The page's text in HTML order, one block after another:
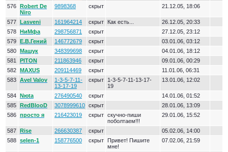
576 Robert De
Niro
9898368 скрыт 21.12.05, 18:06
577 Lasveni 161964214 скрыт Как есть...
26.12.05, 20:33
578 НиМфа 298756871 скрыт
27.12.05, 23:12
579 Е.В.Гений 146772679 скрыт
03.01.06, 03:12
580 Машук 348399698 скрыт
04.01.06, 18:12
581
PITON 211863946 скрыт
09.01.06, 00:29
582 MAXUS 209114469 скрыт
11.01.06, 06:31
583 Avel Valov
1-3-5-7-11-
13-17-19
скрыт
1-3-5-7-11-13-17-
19
13.01.06, 12:02
584 Nюta 276490540 скрыт
14.01.06, 01:52
585 RedBlooD 3078999610 скрыт
28.01.06, 13:09
586 просто я 216423019 скрыт скучно-пиши
поболтаем!!!
29.01.06, 15:52
587 Rise 266630387 скрыт
05.02.06, 14:00
588 selen-1 158776500 скрыт Привет! Пишите
мне!
07.02.06, 21:59